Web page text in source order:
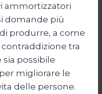
ammortizzatori
domande più
produrre, a come
tra
sia possibile
migliorare le
delle persone.